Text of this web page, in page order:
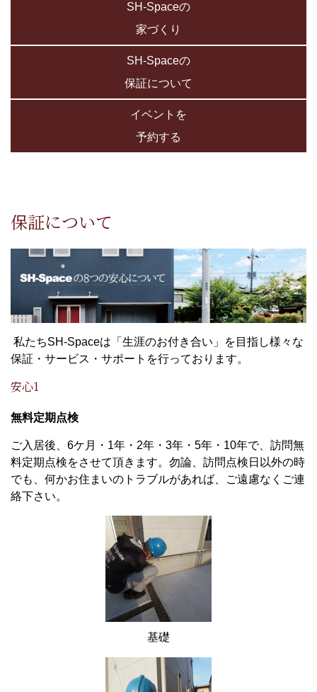
SH-Spaceの
家づくり
SH-Spaceの
保証について
イベントを
予約する
保証について
私たちSH-Spaceは「生涯のお付き合い」を目指し様々な
保証・サービス・サポートを行っております。
安心1
無料定期点検
ご入居後、6ケ月・1年・2年・3年・5年・10年で、訪問無
料定期点検をさせて頂きます。勿論、訪問点検日以外の時
でも、何かお住まいのトラブルがあれば、ご遠慮なくご連
絡下さい。
基礎